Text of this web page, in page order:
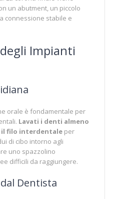
un abutment, un piccolo
connessione stabile e
Impianti
orale è fondamentale per
Lavati i denti almeno
il filo interdentale per
di cibo intorno agli
uno spazzolino
difficili da raggiungere.
Dentista